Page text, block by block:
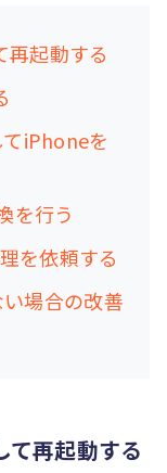
起動する
iPhoneを
を行う
を依頼する
場合の改善
再起動する